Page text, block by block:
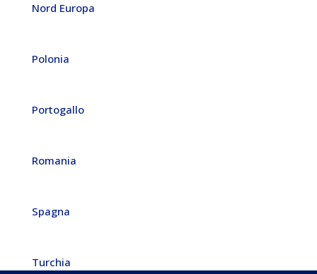
Nord Europa
Polonia
Portogallo
Romania
Spagna
Turchia